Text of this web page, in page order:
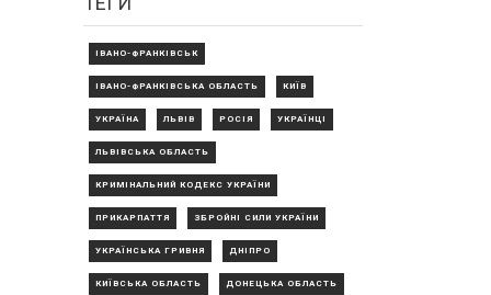
ІВАНО-ФРАНКІВСЬК
ІВАНО-ФРАНКІВСЬКА ОБЛАСТЬ КИЇВ
УКРАЇНА ЛЬВІВ РОСІЯ УКРАЇНЦІ
ЛЬВІВСЬКА ОБЛАСТЬ
КРИМІНАЛЬНИЙ КОДЕКС УКРАЇНИ
ПРИКАРПАТТЯ ЗБРОЙНІ СИЛИ УКРАЇНИ
УКРАЇНСЬКА ГРИВНЯ ДНІПРО
КИЇВСЬКА ОБЛАСТЬ ДОНЕЦЬКА ОБЛАСТЬ